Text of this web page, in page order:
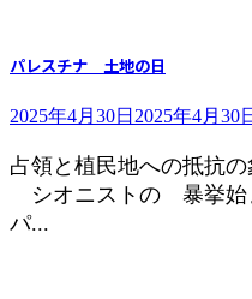
パレスチナ 土地の日
2025年4月30日 2025年4月30
占領と植民地への抵抗
シオニストの 暴挙始
パ...